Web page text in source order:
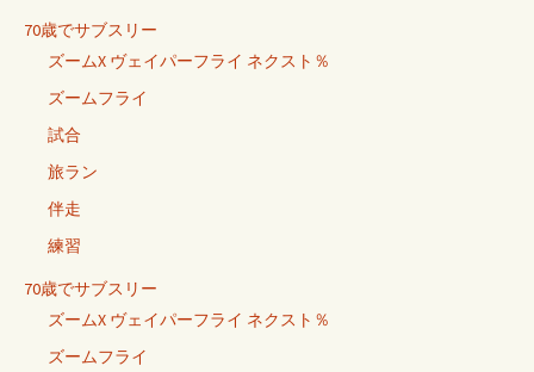
70歳でサブスリー
ズームX ヴェイパーフライ ネクスト％
ズームフライ
試合
旅ラン
伴走
練習
70歳でサブスリー
ズームX ヴェイパーフライ ネクスト％
ズームフライ